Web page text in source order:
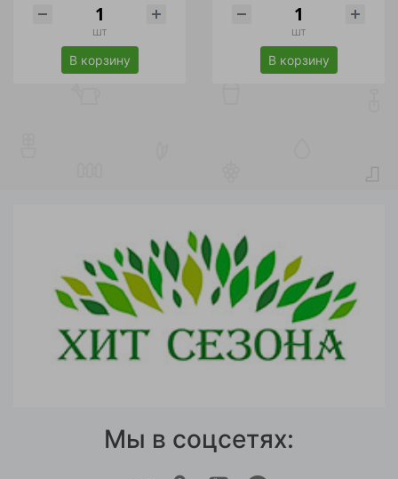
шт
В корзину
шт
В корзину
Мы в соцсетях: